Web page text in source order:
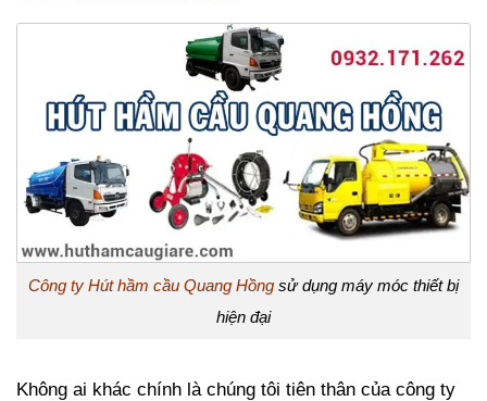
Công ty Hút hầm cầu Quang Hồng sử dụng máy móc thiết bị
hiện đại
Không ai khác chính là chúng tôi tiên thân của công ty